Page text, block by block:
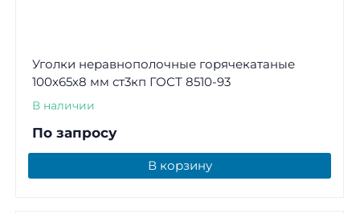
Уголки неравнополочные горячекатаные
100х65х8 мм ст3кп ГОСТ 8510-93
В наличии
По запросу
В корзину